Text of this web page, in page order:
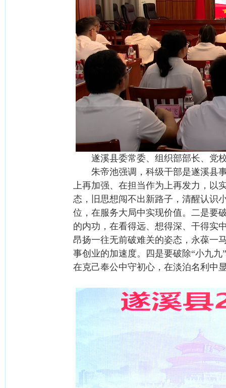
遂溪县委常委、组织部部长、党校
朱帝池强调，科级干部是遂溪县事
上再加强、在担当作为上再发力，以
态，旧思想闯不出新路子，清醒认识
位，在服务大局中实现价值。二是要
的内功，在看得远、想得深、干得实
昂扬一往无前破难关的姿态，永葆一
事创业的加速度。四是要破除“小九
在克己奉公中守初心，在淡泊名利中